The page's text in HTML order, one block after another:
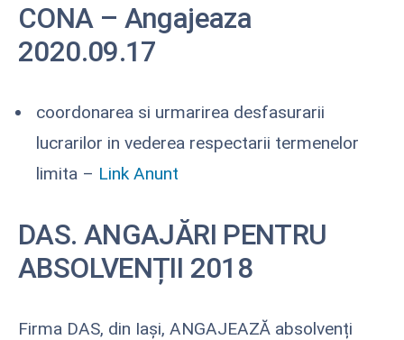
CONA – Angajeaza
2020.09.17
coordonarea si urmarirea desfasurarii
lucrarilor in vederea respectarii termenelor
limita – Link Anunt
DAS. ANGAJĂRI PENTRU
ABSOLVENȚII 2018
Firma DAS, din Iași, ANGAJEAZĂ absolvenți